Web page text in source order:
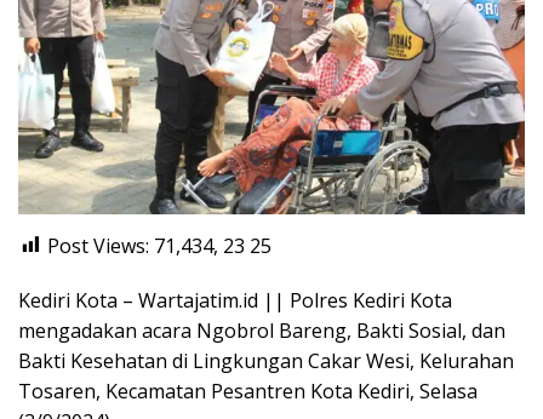
Post Views: 71,434, 23 25
Kediri Kota – Wartajatim.id || Polres Kediri Kota
mengadakan acara Ngobrol Bareng, Bakti Sosial, dan
Bakti Kesehatan di Lingkungan Cakar Wesi, Kelurahan
Tosaren, Kecamatan Pesantren Kota Kediri, Selasa